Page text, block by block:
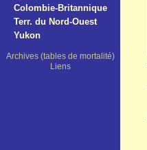
Colombie-Britannique
Terr. du Nord-Ouest
Yukon
Archives (tables de mortalité)
Liens